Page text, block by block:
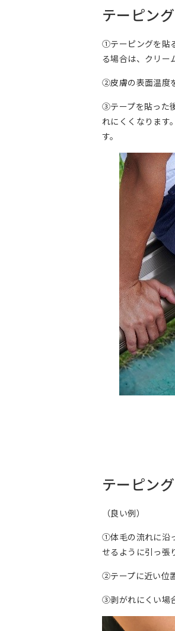
テーピン
①テーピングを貼
る場合は、クリー
②皮膚の表面温度
③テープを貼った
れにくくなります
す。
テーピン
（良い例）
①体毛の流れに沿
せるように引っ張
②テープに近い位
③剥がれにくい場